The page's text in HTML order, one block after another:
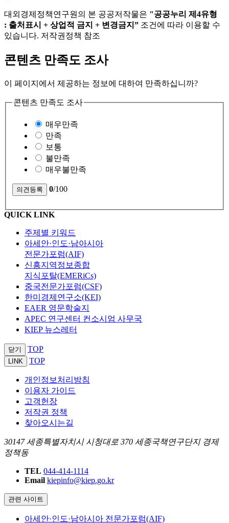
대외경제정책연구원의 본 공공저작물은 "공공누리 제4유형
: 출처표시 + 상업적 금지 + 변경금지” 조건에 따라 이용할 수
있습니다. 저작권정책 참조
콘텐츠 만족도 조사
이 페이지에서 제공하는 정보에 대하여 만족하십니까?
콘텐츠 만족도 조사
매우만족
만족
보통
불만족
매우불만족
0/100
QUICK LINK
주제별 키워드
아세안·인도·남아시아
전문가포럼(AIF)
신흥지역정보종합
지식포탈(EMERiCs)
중국전문가포럼(CSF)
한미경제연구소(KEI)
EAER 영문학술지
APEC 연구센터 컨소시엄 사무국
KIEP 뉴스레터
닫기 TOP
LINK TOP
개인정보처리방침
이용자 가이드
고객헌장
저작권 정책
찾아오시는길
30147 세종특별자치시 시청대로 370 세종국책연구단지 경제
정책동
TEL 044-414-1114
Email kiepinfo@kiep.go.kr
관련 사이트
아세안·인도·남아시아 전문가포럼(AIF)